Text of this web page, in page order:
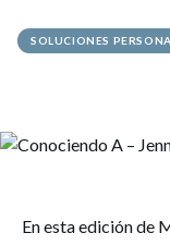
SOLUCIONES
En esta edición de